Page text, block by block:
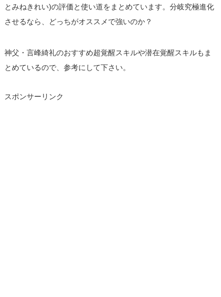
とみねきれい)の評価と使い道をまとめています。分岐究極進化
させるなら、どっちがオススメで強いのか？
神父・言峰綺礼のおすすめ超覚醒スキルや潜在覚醒スキルもま
とめているので、参考にして下さい。
スポンサーリンク